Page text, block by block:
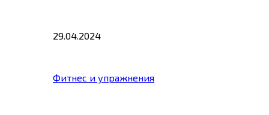
29.04.2024
Фитнес и упражнения